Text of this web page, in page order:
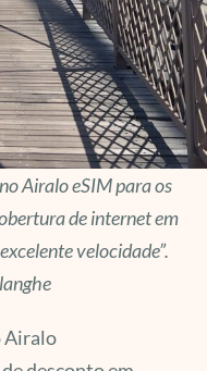
Airalo eSIM para os
de internet em
velocidade”.
Airalo